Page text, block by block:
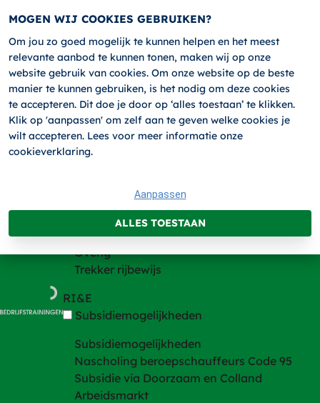
MOGEN WIJ COOKIES GEBRUIKEN?
Om jou zo goed mogelijk te kunnen helpen en het meest
relevante aanbod te kunnen tonen, maken wij op onze
website gebruik van cookies. Om onze website op de beste
manier te kunnen gebruiken, is het nodig om deze cookies
te accepteren. Dit doe je door op ‘alles toestaan’ te klikken.
Klik op 'aanpassen' om zelf aan te geven welke cookies je
wilt accepteren. Lees voor meer informatie onze
cookieverklaring.
Aanpassen
ALLES TOESTAAN
HOME
Trainingen
Trainingen
Heftruck en andere hefmachines
Hijsen
Code 95 trainingen
Incompany
Overig
Trekker rijbewijs
RI&E
Subsidiemogelijkheden
Subsidiemogelijkheden
Nascholing beroepschauffeurs Code 95
Subsidie via Doorzaam en Colland
Arbeidsmarkt